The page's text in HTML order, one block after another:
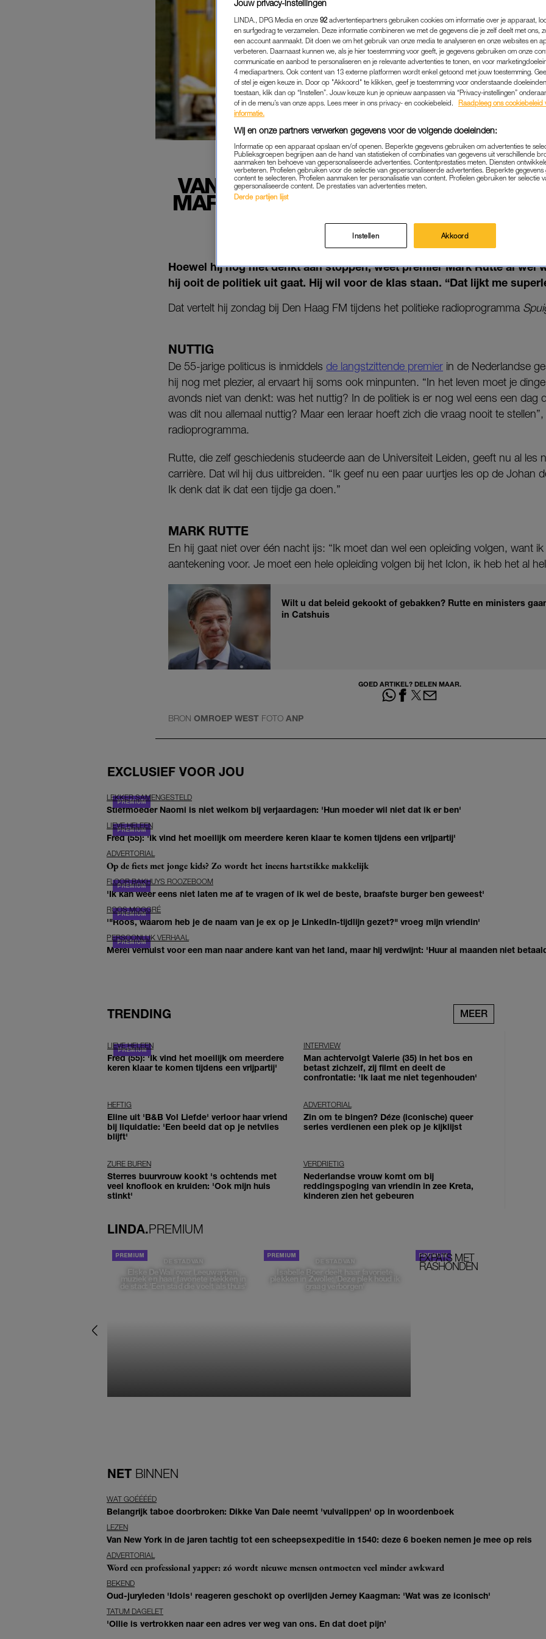
VAN PREMIER RUTTE NAAR
MARK RUTTE WEET AL WAT HIJ
DE POLITIEK
BINNENLAND|LINDA.
27-11-2022 YONI PASMAN
Hoewel hij nog niet denkt aan stoppen, weet premier Mark Rutte al wel
hij ooit de politiek uit gaat. Hij wil voor de klas staan. “Dat lijkt me
Dat vertelt hij zondag bij Den Haag FM tijdens het politieke radioprogramma
NUTTIG
De 55-jarige politicus is inmiddels de langstzittende premier in de Nederlandse
hij nog met plezier, al ervaart hij soms ook minpunten. “In het leven moet je
avonds niet van denkt: was het nuttig? In de politiek is er nog wel eens een dag
was dit nou allemaal nuttig? Maar een leraar hoeft zich die vraag nooit te
radioprogramma.
Rutte, die zelf geschiedenis studeerde aan de Universiteit Leiden, geeft nu al les
carrière. Dat wil hij dus uitbreiden. “Ik geef nu een paar uurtjes les op de Johan
Ik denk dat ik dat een tijdje ga doen.”
MARK RUTTE
En hij gaat niet over één nacht ijs: “Ik moet dan wel een opleiding volgen, want
aantekening voor. Je moet een hele opleiding volgen bij het Iclon, ik heb het al
Wilt u dat beleid gekookt of gebakken? Rutte en ministers
in Catshuis
GOED ARTIKEL? DELEN MAAR.
BRON OMROEP WEST FOTO ANP
EXCLUSIEF VOOR JOU
LEKKER SAMENGESTELD
Stiefmoeder Naomi is niet welkom bij verjaardagen: 'Hun moeder wil niet dat ik er ben'
LIEVE HELEEN
Fred (55): 'Ik vind het moeilijk om meerdere keren klaar te komen tijdens een vrijpartij'
ADVERTORIAL
Op de fiets met jonge kids? Zo wordt het ineens hartstikke makkelijk
FLOOR BAKHUYS ROOZEBOOM
'Ik kan weer eens niet laten me af te vragen of ik wel de beste, braafste burger ben geweest'
ROOS MOGGRÉ
'"Roos, waarom heb je de naam van je ex op je LinkedIn-tijdlijn gezet?" vroeg mijn vriendin'
PERSOONLIJK VERHAAL
Merel verhuist voor een man naar andere kant van het land, maar hij verdwijnt: 'Huur al maanden niet
TRENDING MEER
LIEVE HELEEN
Fred (55): 'Ik vind het moeilijk om meerdere
keren klaar te komen tijdens een vrijpartij'
INTERVIEW
Man achtervolgt Valerie (35) in het bos en
betast zichzelf, zij filmt en deelt de
confrontatie: 'Ik laat me niet tegenhouden'
HEFTIG
Eline uit 'B&B Vol Liefde' verloor haar vriend
bij liquidatie: 'Een beeld dat op je netvlies
blijft'
ADVERTORIAL
Zin om te bingen? Déze (iconische) queer
series verdienen een plek op je kijklijst
ZURE BUREN
Sterres buurvrouw kookt 's ochtends met
veel knoflook en kruiden: 'Ook mijn huis
stinkt'
VERDRIETIG
Nederlandse vrouw komt om bij
reddingspoging van vriendin in zee Kreta,
kinderen zien het gebeuren
LINDA.PREMIUM
DE STAD VAN
Elske DeWall over Leeuwarden,
muziek en haar favoriete plekken in
de stad: 'Een stad die voelt als thuis'
DE STAD VAN
Isabelle Boer deelt haar favoriete
plekken in Zwolle: 'Deze plek houd ik
graag verborgen'
EXPATS MET
RASHONDEN
NET BINNEN
WAT GOÉÉÉÉD
Belangrijk taboe doorbroken: Dikke Van Dale neemt 'vulvalippen' op in woordenboek
LEZEN
Van New York in de jaren tachtig tot een scheepsexpeditie in 1540: deze 6 boeken nemen je mee op reis
ADVERTORIAL
Word een professional yapper: zó wordt nieuwe mensen ontmoeten veel minder awkward
BEKEND
Oud-juryleden 'Idols' reageren geschokt op overlijden Jerney Kaagman: 'Wat was ze iconisch'
TATUM DAGELET
'Ollie is vertrokken naar een adres ver weg van ons. En dat doet pijn’
Jouw privacy-instellingen
LINDA., DPG Media en onze 92 advertentiepartners gebruiken cookies om informatie over je apparaat,
en surfgedrag te verzamelen. Deze informatie combineren we met de gegevens die je zelf deelt met ons,
een account aanmaakt. Dit doen we om het gebruik van onze media te analyseren en onze websites en
verbeteren. Daarnaast kunnen we, als je hier toestemming voor geeft, je gegevens gebruiken om onze
communicatie en aanbod te personaliseren en je relevante advertenties te tonen, en voor
4 mediapartners. Ook content van 13 externe platformen wordt enkel getoond met jouw toestemming.
of stel je eigen keuze in. Door op "Akkoord" te klikken, geef je toestemming voor onderstaande
toestaan, klik dan op “Instellen”. Jouw keuze kun je opnieuw aanpassen via “Privacy-instellingen”
of in de menu’s van onze apps. Lees meer in ons privacy- en cookiebeleid.
Raadpleeg ons cookiebeleid
informatie.
Wij en onze partners verwerken gegevens voor de volgende doeleinden:
Informatie op een apparaat opslaan en/of openen. Beperkte gegevens gebruiken om advertenties te
Publieksgroepen begrijpen aan de hand van statistieken of combinaties van gegevens uit verschillende
aanmaken ten behoeve van gepersonaliseerde advertenties. Contentprestaties meten. Diensten
verbeteren. Profielen gebruiken voor de selectie van gepersonaliseerde advertenties. Beperkte
content te selecteren. Profielen aanmaken ter personalisatie van content. Profielen gebruiken ter selectie
gepersonaliseerde content. De prestaties van advertenties meten.
Derde partijen lijst
Instellen Akkoord